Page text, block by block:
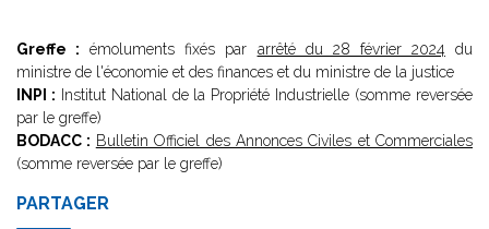
Greffe : émoluments fixés par arrêté du 28 février 2024 du
ministre de l'économie et des finances et du ministre de la justice
INPI : Institut National de la Propriété Industrielle (somme reversée
par le greffe)
BODACC : Bulletin Officiel des Annonces Civiles et Commerciales
(somme reversée par le greffe)
PARTAGER